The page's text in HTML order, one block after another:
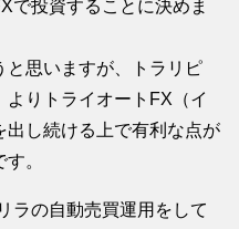
で投資することに決めま
と思いますが、トラリピ
よりトライオートFX（イ
出し続ける上で有利な点が
。
ラの自動売買運用をして